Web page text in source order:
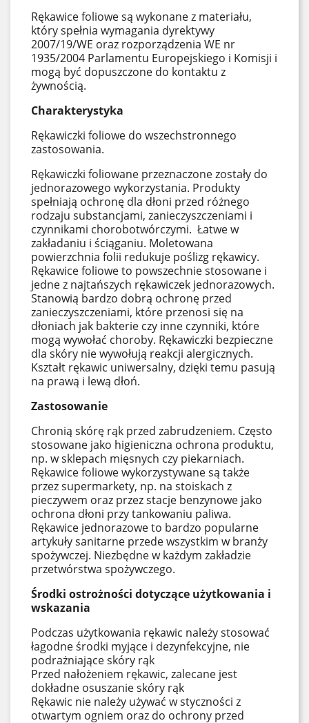
Rękawice foliowe są wykonane z materiału,
który spełnia wymagania dyrektywy
2007/19/WE oraz rozporządzenia WE nr
1935/2004 Parlamentu Europejskiego i Komisji i
mogą być dopuszczone do kontaktu z
żywnością.
Charakterystyka
Rękawiczki foliowe do wszechstronnego
zastosowania.
Rękawiczki foliowane przeznaczone zostały do
jednorazowego wykorzystania. Produkty
spełniają ochronę dla dłoni przed różnego
rodzaju substancjami, zanieczyszczeniami i
czynnikami chorobotwórczymi. Łatwe w
zakładaniu i ściąganiu. Moletowana
powierzchnia folii redukuje poślizg rękawicy.
Rękawice foliowe to powszechnie stosowane i
jedne z najtańszych rękawiczek jednorazowych.
Stanowią bardzo dobrą ochronę przed
zanieczyszczeniami, które przenosi się na
dłoniach jak bakterie czy inne czynniki, które
mogą wywołać choroby. Rękawiczki bezpieczne
dla skóry nie wywołują reakcji alergicznych.
Kształt rękawic uniwersalny, dzięki temu pasują
na prawą i lewą dłoń.
Zastosowanie
Chronią skórę rąk przed zabrudzeniem. Często
stosowane jako higieniczna ochrona produktu,
np. w sklepach mięsnych czy piekarniach.
Rękawice foliowe wykorzystywane są także
przez supermarkety, np. na stoiskach z
pieczywem oraz przez stacje benzynowe jako
ochrona dłoni przy tankowaniu paliwa.
Rękawice jednorazowe to bardzo popularne
artykuły sanitarne przede wszystkim w branży
spożywczej. Niezbędne w każdym zakładzie
przetwórstwa spożywczego.
Środki ostrożności dotyczące użytkowania i
wskazania
Podczas użytkowania rękawic należy stosować
łagodne środki myjące i dezynfekcyjne, nie
podrażniające skóry rąk
Przed nałożeniem rękawic, zalecane jest
dokładne osuszanie skóry rąk
Rękawic nie należy używać w styczności z
otwartym ogniem oraz do ochrony przed